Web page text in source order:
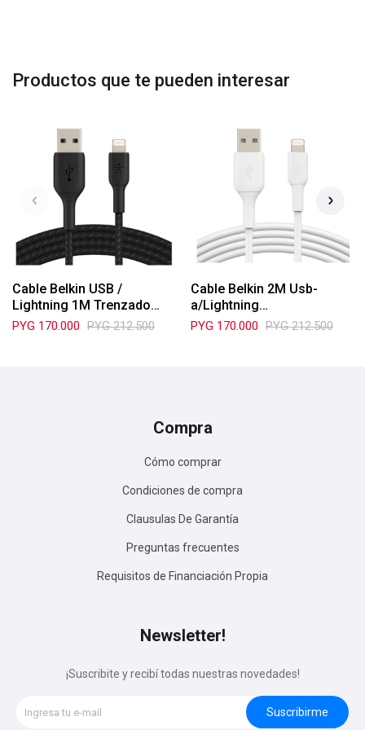
Productos que te pueden interesar
Cable Belkin USB /
Lightning 1M Trenzado
CAA002BT1MBK
PYG 170.000 PYG 212.500
Cable Belkin 2M Usb-
a/Lightning
Caa001bt2mwh
PYG 170.000 PYG 212.500
Compra
Cómo comprar
Condiciones de compra
Clausulas De Garantía
Preguntas frecuentes
Requisitos de Financiación Propia
Newsletter!
¡Suscribite y recibí todas nuestras novedades!
Suscribirme